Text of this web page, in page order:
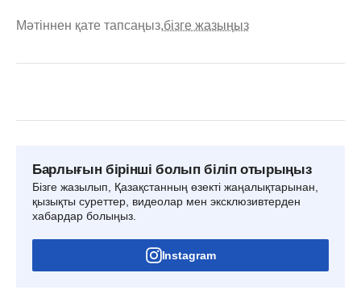
Мәтіннен қате тапсаңыз,бізге жазыңыз
Барлығын бірінші болып біліп отырыңыз
Бізге жазылып, Қазақстанның өзекті жаңалықтарынан,
қызықты суреттер, видеолар мен эксклюзивтерден
хабардар болыңыз.
Instagram